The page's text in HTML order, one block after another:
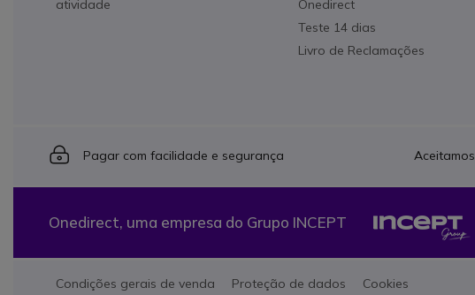
atividade
Onedirect
Teste 14 dias
Livro de Reclamações
Icon
Pagar com facilidade e segurança Aceitamos
Onedirect, uma empresa do Grupo INCEPT
Condições gerais de venda Proteção de dados Cookies